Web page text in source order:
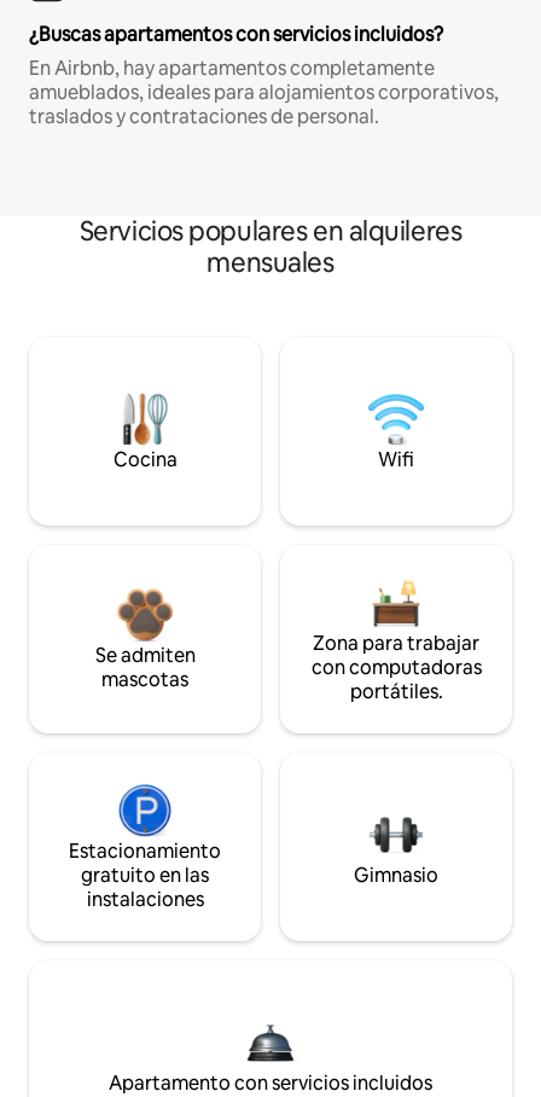
¿Buscas apartamentos con servicios incluidos?
En Airbnb, hay apartamentos completamente
amueblados, ideales para alojamientos corporativos,
traslados y contrataciones de personal.
Servicios populares en alquileres
mensuales
Cocina Wifi
Se admiten
mascotas
Zona para trabajar
con computadoras
portátiles.
Estacionamiento
gratuito en las
instalaciones
Gimnasio
Apartamento con servicios incluidos